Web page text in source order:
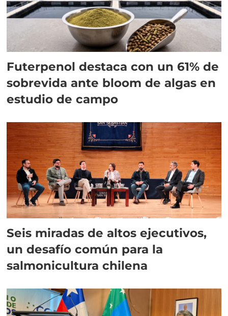
Futerpenol destaca con un 61% de
sobrevida ante bloom de algas en
estudio de campo
Seis miradas de altos ejecutivos,
un desafío común para la
salmonicultura chilena